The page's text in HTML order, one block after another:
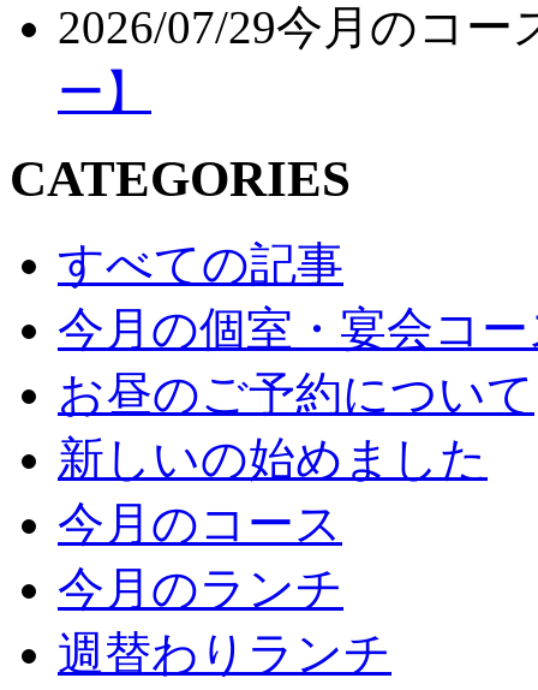
2026/07/29今月のコー
ー】
CATEGORIES
すべての記事
今月の個室・宴会コ
お昼のご予約について
新しいの始めました
今月のコース
今月のランチ
週替わりランチ